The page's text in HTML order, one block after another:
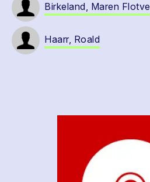
Birkeland, Maren Flotve
Haarr, Roald